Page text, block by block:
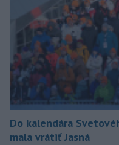
Do kalendára
mala vrátiť Jasná